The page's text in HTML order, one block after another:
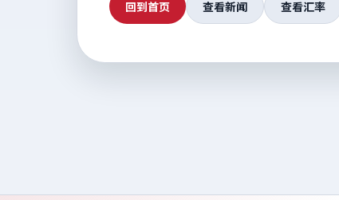
回到首页 查看新闻 查看汇率